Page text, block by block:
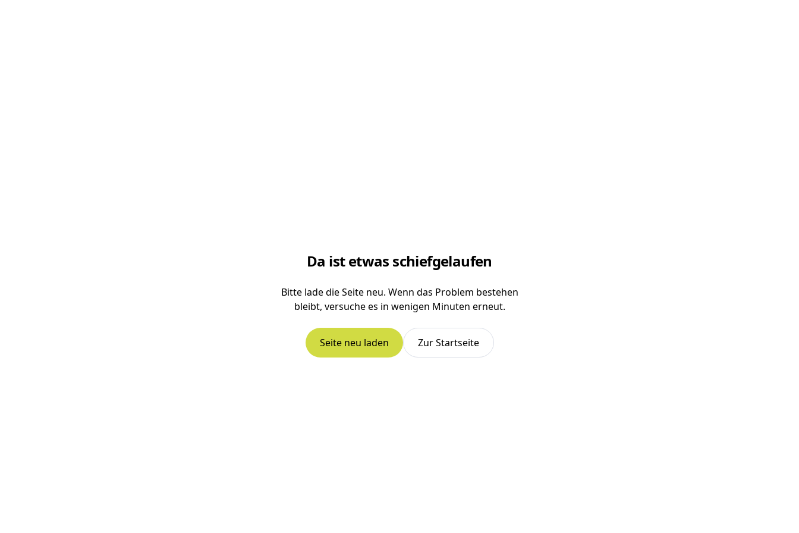
Da ist etwas schiefgelaufen
Bitte lade die Seite neu. Wenn das Problem bestehen
bleibt, versuche es in wenigen Minuten erneut.
Seite neu laden Zur Startseite